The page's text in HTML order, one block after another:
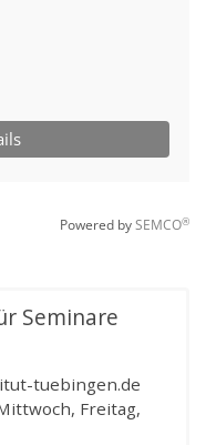
Seminare
tuebingen.de
Freitag,